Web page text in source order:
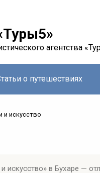
агентства
о путешествиях
и искусство
искусство» в Бухаре —